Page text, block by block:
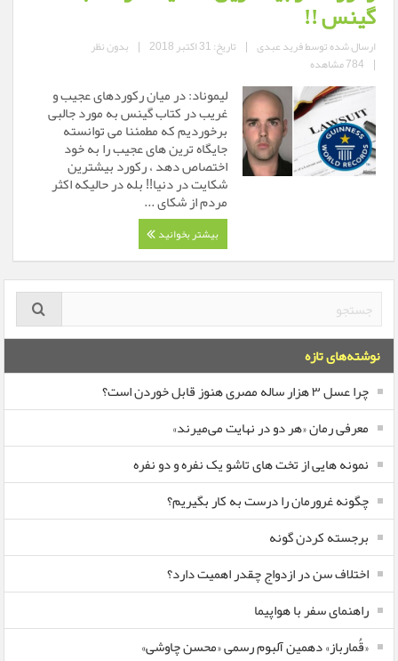
گینس !!
ارسال شده توسطفرید عبدی | تاریخ: 31 اکتبر 2018 | بدون نظر
| 784 مشاهده
لیموناد: در میان رکوردهای عجیب و
غریب در کتاب گینس به مورد جالبی
برخوردیم که مطمئنا می توانسته
جایگاه ترین های عجیب را به خود
اختصاص دهد ، رکورد بیشترین
شکایت در دنیا!! بله در حالیکه اکثر
مردم از شکای ...
بیشتر بخوانید
نوشته‌های تازه
چرا عسل ۳ هزار ساله‌ مصری هنوز قابل خوردن است؟
معرفی رمان «هر دو در نهایت می‌میرند»
نمونه هایی از تخت های تاشو یک نفره و دو نفره
چگونه غرورمان را درست به کار بگیریم؟
برجسته کردن گونه
اختلاف سن در ازدواج چقدر اهمیت دارد؟
راهنمای سفر با هواپیما
«قُمارباز» دهمین آلبوم رسمی «محسن چاوشی»